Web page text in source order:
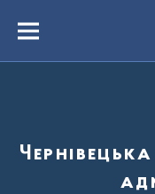
вмістуMenu